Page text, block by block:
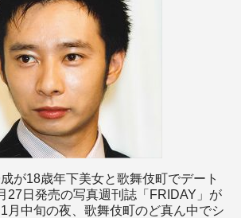
が18歳年下美女と歌舞伎町でデート
27日発売の写真週刊誌「FRIDAY」が
月中旬の夜、歌舞伎町のど真ん中でシ